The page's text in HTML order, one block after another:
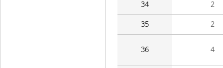
34 2
35 2
36 4